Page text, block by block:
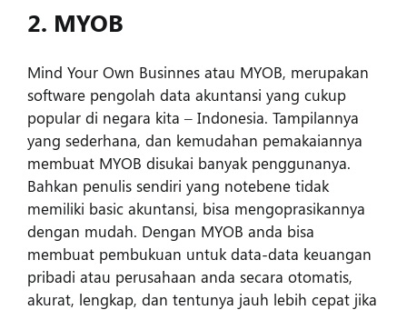
2. MYOB
Mind Your Own Businnes atau MYOB, merupakan
software pengolah data akuntansi yang cukup
popular di negara kita – Indonesia. Tampilannya
yang sederhana, dan kemudahan pemakaiannya
membuat MYOB disukai banyak penggunanya.
Bahkan penulis sendiri yang notebene tidak
memiliki basic akuntansi, bisa mengoprasikannya
dengan mudah. Dengan MYOB anda bisa
membuat pembukuan untuk data-data keuangan
pribadi atau perusahaan anda secara otomatis,
akurat, lengkap, dan tentunya jauh lebih cepat jika